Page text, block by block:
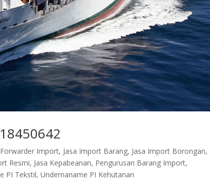
Forwarder Import, Jasa Import Barang, Jasa Import Borongan,
Resmi, Jasa Kepabeanan, Pengurusan Barang Import,
PI Tekstil,Undernaname PI Kehutanan